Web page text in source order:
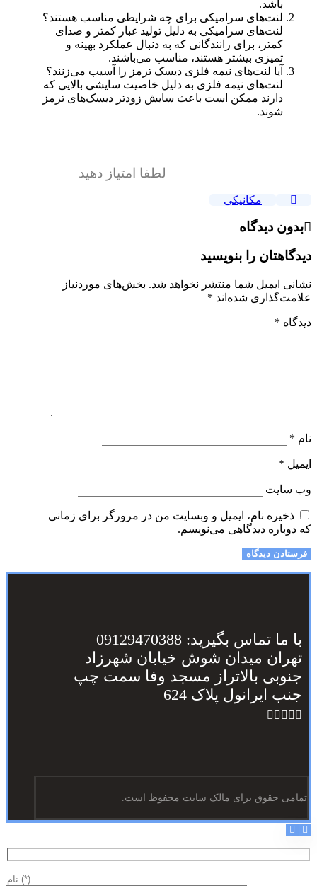
باشد.
لنت‌های سرامیکی برای چه شرایطی مناسب هستند؟
لنت‌های سرامیکی به دلیل تولید غبار کمتر و صدای
کمتر، برای رانندگانی که به دنبال عملکرد بهینه و
تمیزی بیشتر هستند، مناسب می‌باشند.
آیا لنت‌های نیمه فلزی دیسک ترمز را آسیب می‌زنند؟
لنت‌های نیمه فلزی به دلیل خاصیت سایشی بالایی که
دارند ممکن است باعث سایش زودتر دیسک‌های ترمز
شوند.
لطفا امتیاز دهید
مکانیکی
بدون دیدگاه
دیدگاهتان را بنویسید
نشانی ایمیل شما منتشر نخواهد شد. بخش‌های موردنیاز
علامت‌گذاری شده‌اند *
دیدگاه *
نام *
ایمیل *
وب‌ سایت
ذخیره نام، ایمیل و وبسایت من در مرورگر برای زمانی
که دوباره دیدگاهی می‌نویسم.
با ما تماس بگیرید: 09129470388
تهران میدان شوش خیابان شهرزاد
جنوبی بالاتراز مسجد وفا سمت چپ
جنب ایرانول پلاک 624
تمامی حقوق برای مالک سایت محفوظ است.